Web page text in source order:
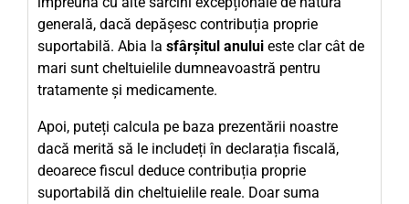
generală, dacă depășesc contribuția proprie
suportabilă. Abia la sfârșitul anului este clar cât de
mari sunt cheltuielile dumneavoastră pentru
tratamente și medicamente.
Apoi, puteți calcula pe baza prezentării noastre
dacă merită să le includeți în declarația fiscală,
deoarece fiscul deduce contribuția proprie
suportabilă din cheltuielile reale. Doar suma